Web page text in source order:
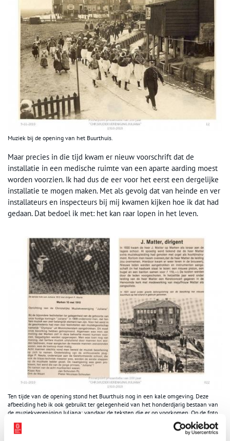
Muziek bij de opening van het Buurthuis.
Maar precies in die tijd kwam er nieuw voorschrift dat de
installatie in een medische ruimte van een aparte aarding moest
worden voorzien. Ik had dus de eer voor het eerst een dergelijke
installatie te mogen maken. Met als gevolg dat van heinde en ver
installateurs en inspecteurs bij mij kwamen kijken hoe ik dat had
gedaan. Dat bedoel ik met: het kan raar lopen in het leven.
Ten tijde van de opening stond het Buurthuis nog in een kale omgeving. Deze
afbeelding heb ik ook gebruikt ter gelegenheid van het honderdjarig bestaan van
de muziekvereniging Juliana; vandaar de teksten die er op voorkomen. Op de foto